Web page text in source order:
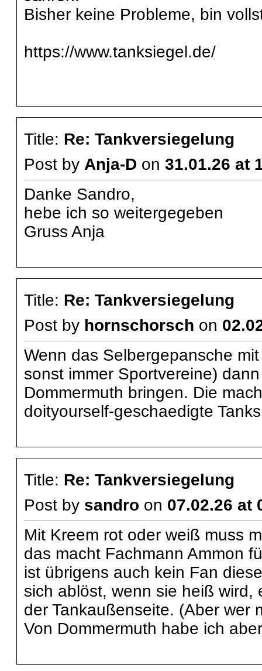
Bisher keine Probleme, bin
https://www.tanksiegel.de/
Title: Re: Tankversiegelung
Post by Anja-D on 31.01.26 at
Danke Sandro,
hebe ich so weitergegeben
Gruss Anja
Title: Re: Tankversiegelung
Post by hornschorsch on
Wenn das Selbergepansche
sonst immer Sportvereine)
Dommermuth bringen. Die
doityourself-geschaedigte
Title: Re: Tankversiegelung
Post by sandro on 07.02.26 at
Mit Kreem rot oder weiß muss
das macht Fachmann Ammon
ist übrigens auch kein Fan
sich ablöst, wenn sie heiß wird,
der Tankaußenseite. (Aber wer
Von Dommermuth habe ich